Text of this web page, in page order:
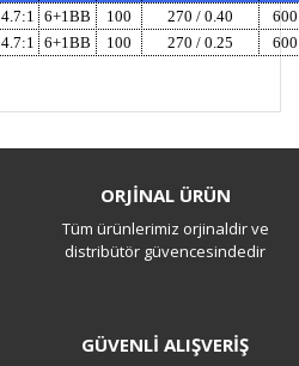
4.7:1 6+1BB 100 270 / 0.40
600
4.7:1 6+1BB 100 270 / 0.25 600
Yorum Yaz
ORJİNAL ÜRÜN
Tüm ürünlerimiz orjinaldir ve
distribütör güvencesindedir
GÜVENLİ ALIŞVERİŞ